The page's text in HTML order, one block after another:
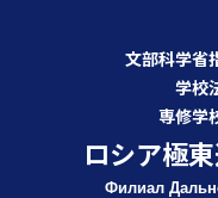
文部科学省
学校
専修学
ロシア極
Филиал